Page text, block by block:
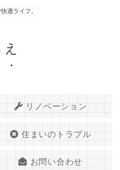
適ライフ。
リノベーション
住まいのトラブル
お問い合わせ